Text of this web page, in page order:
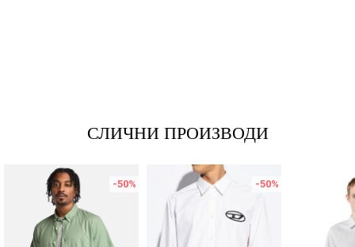
СЛИЧНИ ПРОИЗВОДИ
-50% -50%